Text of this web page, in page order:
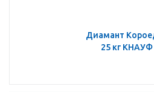
Диамант
25 кг КНАУФ